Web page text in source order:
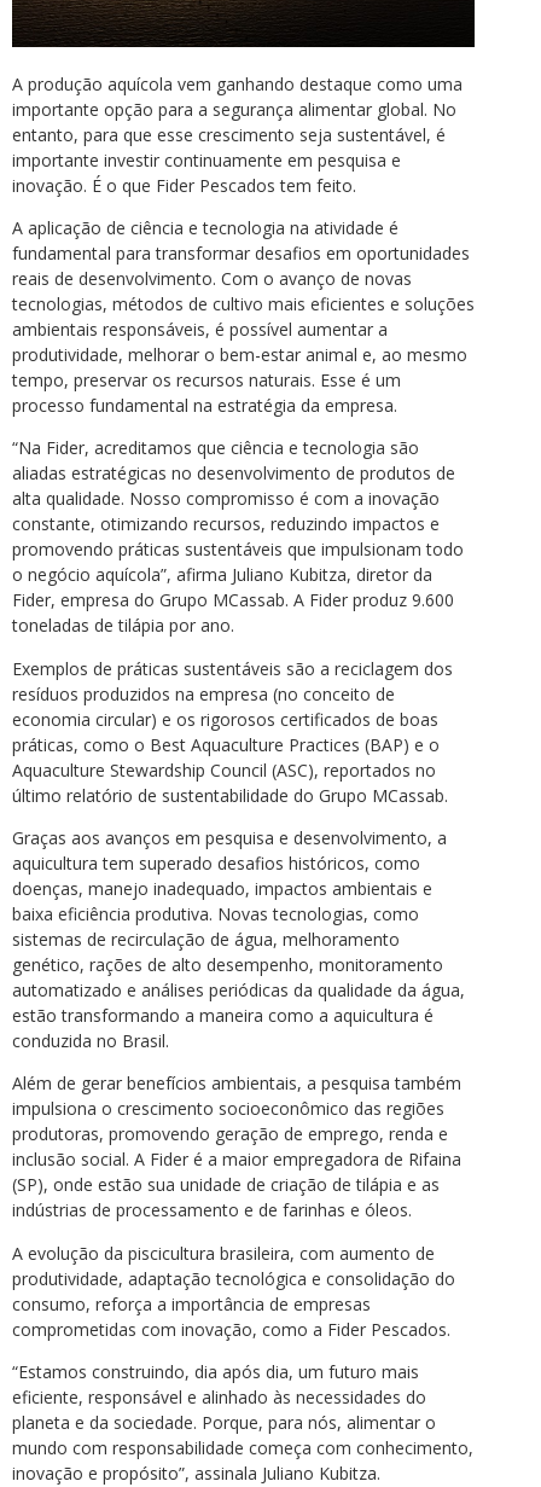
A produção aquícola vem ganhando destaque como uma
importante opção para a segurança alimentar global. No
entanto, para que esse crescimento seja sustentável, é
importante investir continuamente em pesquisa e
inovação. É o que Fider Pescados tem feito.
A aplicação de ciência e tecnologia na atividade é
fundamental para transformar desafios em oportunidades
reais de desenvolvimento. Com o avanço de novas
tecnologias, métodos de cultivo mais eficientes e soluções
ambientais responsáveis, é possível aumentar a
produtividade, melhorar o bem-estar animal e, ao mesmo
tempo, preservar os recursos naturais. Esse é um
processo fundamental na estratégia da empresa.
“Na Fider, acreditamos que ciência e tecnologia são
aliadas estratégicas no desenvolvimento de produtos de
alta qualidade. Nosso compromisso é com a inovação
constante, otimizando recursos, reduzindo impactos e
promovendo práticas sustentáveis que impulsionam todo
o negócio aquícola”, afirma Juliano Kubitza, diretor da
Fider, empresa do Grupo MCassab. A Fider produz 9.600
toneladas de tilápia por ano.
Exemplos de práticas sustentáveis são a reciclagem dos
resíduos produzidos na empresa (no conceito de
economia circular) e os rigorosos certificados de boas
práticas, como o Best Aquaculture Practices (BAP) e o
Aquaculture Stewardship Council (ASC), reportados no
último relatório de sustentabilidade do Grupo MCassab.
Graças aos avanços em pesquisa e desenvolvimento, a
aquicultura tem superado desafios históricos, como
doenças, manejo inadequado, impactos ambientais e
baixa eficiência produtiva. Novas tecnologias, como
sistemas de recirculação de água, melhoramento
genético, rações de alto desempenho, monitoramento
automatizado e análises periódicas da qualidade da água,
estão transformando a maneira como a aquicultura é
conduzida no Brasil.
Além de gerar benefícios ambientais, a pesquisa também
impulsiona o crescimento socioeconômico das regiões
produtoras, promovendo geração de emprego, renda e
inclusão social. A Fider é a maior empregadora de Rifaina
(SP), onde estão sua unidade de criação de tilápia e as
indústrias de processamento e de farinhas e óleos.
A evolução da piscicultura brasileira, com aumento de
produtividade, adaptação tecnológica e consolidação do
consumo, reforça a importância de empresas
comprometidas com inovação, como a Fider Pescados.
“Estamos construindo, dia após dia, um futuro mais
eficiente, responsável e alinhado às necessidades do
planeta e da sociedade. Porque, para nós, alimentar o
mundo com responsabilidade começa com conhecimento,
inovação e propósito”, assinala Juliano Kubitza.